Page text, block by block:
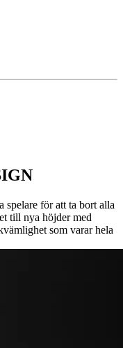
spelare för att ta bort alla
till nya höjder med
som varar hela